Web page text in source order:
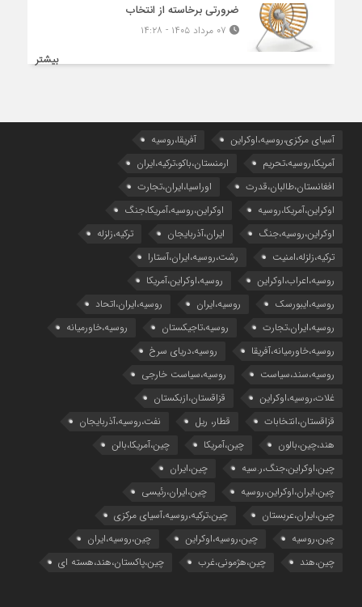
ضرورتی برخاسته از انتخاب
بیشتر
آسیای مرکزی،روسیه،اوکراین
آفریقا،روسیه
آمریکا،روسیه،تحریم
ارمنستان،باکو،ترکیه،ایران
افغانستان،طالبان،قدرت
اوراسیا،ایران،تجارت
اوکراین،آمریکا،روسیه
اوکراین،روسیه،آمریکا،جنگ
اوکراین،روسیه،جنگ
ایران،آذربایجان
ترکیه،زلزله
ترکیه،زلزله،امنیت
رشت،روسیه،ایران،آستارا
روسیه،اعراب،اوکراین
روسیه،اوکراین،آمریکا
روسیه،ایبورسک
روسیه،ایران
روسیه،ایران،اتحاد
روسیه،ایران،تجارت
روسیه،تاجیکستان
روسیه،خاورمیانه
روسیه،خاورمیانه،آفریقا
روسیه،دریای سرخ
روسیه،سند،سیاست
روسیه،سیاست خارجی
غلات،روسیه،اوکراین
قزاقستان،ازبکستان
قزاقستان،انتخابات
قطار، ریل
نفت،روسیه،آذربایجان
هند،چین،بالون
چین،آمریکا
چین،آمریکا،بالن
چین،اوکراین،جنگ،ر.سیه
چین،ایران
چین،ایران،اوکراین،روسیه
چین،ایران،رئیسی
چین،ایران،عربستان
چین،ترکیه،روسیه،آسیای مرکزی
چین،روسیه
چین،روسیه،اوکراین
چین،روسیه،ایران
چین،هند
چین،هژمونی،غرب چین،پاکستان،هند،هسته ای